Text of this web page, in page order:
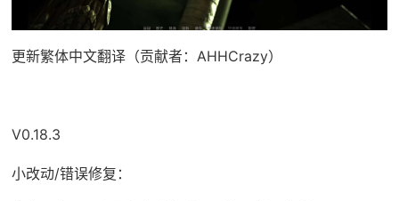
更新繁体中文翻译（贡献者：AHHCrazy）
V0.18.3
小改动/错误修复：